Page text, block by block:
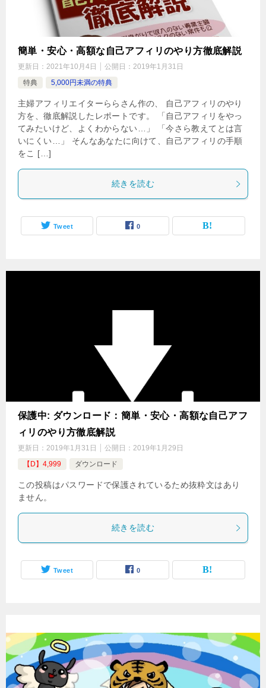
簡単・安心・高額な自己アフィリのやり方徹底解説
更新日： 2021年10月4日 公開日： 2019年1月31日
特典
5,000円未満の特典
主婦アフィリエイターららさん作の、 自己アフィリのやり
方を、徹底解説したレポートです。 「自己アフィリをやっ
てみたいけど、よくわからない…」 「今さら教えてとは言
いにくい…」 そんなあなたに向けて、自己アフィリの手順
をこ […]
続きを読む
Tweet 0
保護中: ダウンロード：簡単・安心・高額な自己アフ
ィリのやり方徹底解説
更新日： 2019年1月31日 公開日： 2019年1月29日
【D】4,999
ダウンロード
この投稿はパスワードで保護されているため抜粋文はあり
ません。
続きを読む
Tweet 0